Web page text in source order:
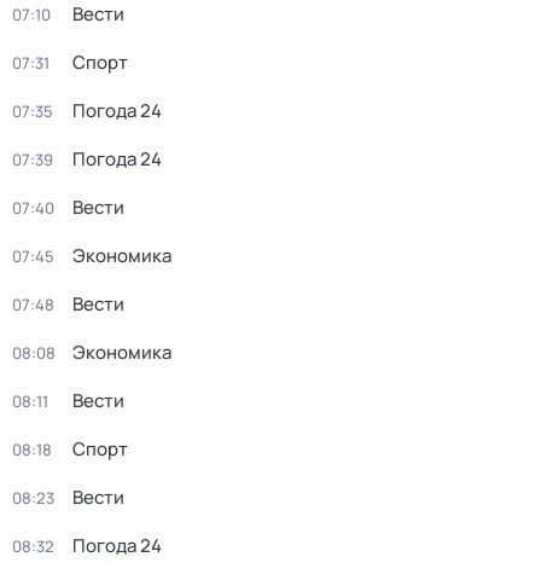
07:10 Вести
07:31 Спорт
07:35 Погода 24
07:39 Погода 24
07:40 Вести
07:45 Экономика
07:48 Вести
08:08 Экономика
08:11 Вести
08:18 Спорт
08:23 Вести
08:32 Погода 24